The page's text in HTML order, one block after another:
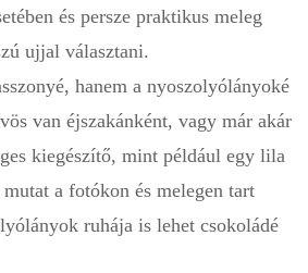
és persze praktikus meleg
ujjal választani.
hanem a nyoszolyólányoké
van éjszakánként, vagy már akár
kiegészítő, mint például egy lila
a fotókon és melegen tart
ruhája is lehet csokoládé